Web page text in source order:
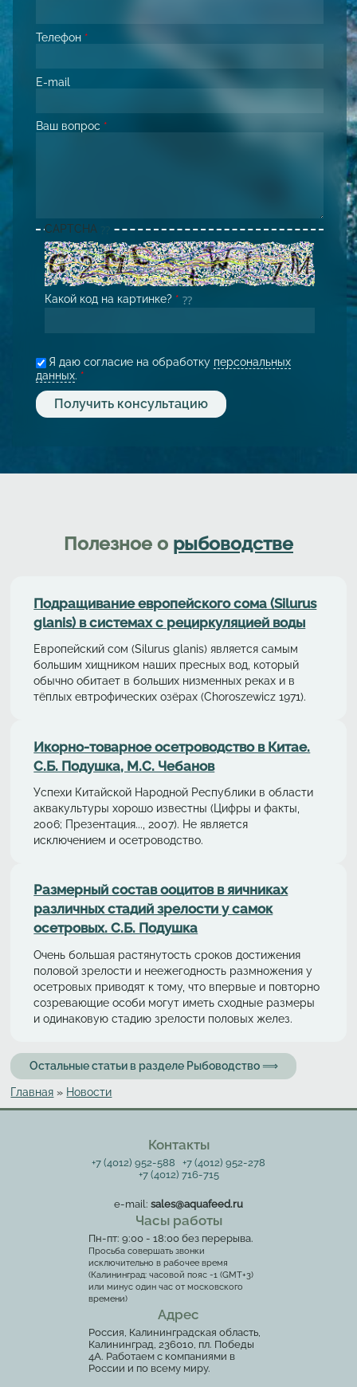
Телефон *
E-mail
Ваш вопрос *
CAPTCHA
Какой код на картинке? *
Я даю согласие на обработку персональных
данных. *
Полезное о рыбоводстве
Подращивание европейского сома (Silurus
glanis) в системах с рециркуляциeй воды
Европейский сом (Silurus glanis) является самым
большим хищником наших пресных вод, который
обычно обитает в больших низменных реках и в
тёплых евтрофических озёрах (Choroszewicz 1971).
Икорно-товарное осетроводство в Китае.
С.Б. Подушка, М.С. Чебанов
Успехи Китайской Народной Республики в области
аквакультуры хорошо известны (Цифры и факты,
2006; Презентация..., 2007). Не является
исключением и осетроводство.
Размерный состав ооцитов в яичниках
различных стадий зрелости у самок
осетровых. С.Б. Подушка
Очень большая растянутость сроков достижения
половой зрелости и неежегодность размножения у
осетровых приводят к тому, что впервые и повторно
созревающие особи могут иметь сходные размеры
и одинаковую стадию зрелости половых желез.
Остальные статьи в разделе Рыбоводство ⟹
Вы здесь
Главная » Новости
Контакты
+7 (4012) 952-588
+7 (4012) 952-278
+7 (4012) 716-715
e-mail: sales@aquafeed.ru
Часы работы
Пн-пт: 9:00 - 18:00 без перерыва.
Просьба совершать звонки
исключительно в рабочее время
(Калининград: часовой пояс -1 (GMT+3)
или минус один час от московского
времени)
Адрес
Россия, Калининградская область,
Калининград, 236010, пл. Победы
4А. Работаем с компаниями в
России и по всему миру.